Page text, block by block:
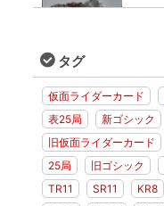
タグ
仮面ライダーカード
表25局
新ゴシック
旧仮面ライダーカード
25局
旧ゴシック
TR11
SR11 KR8